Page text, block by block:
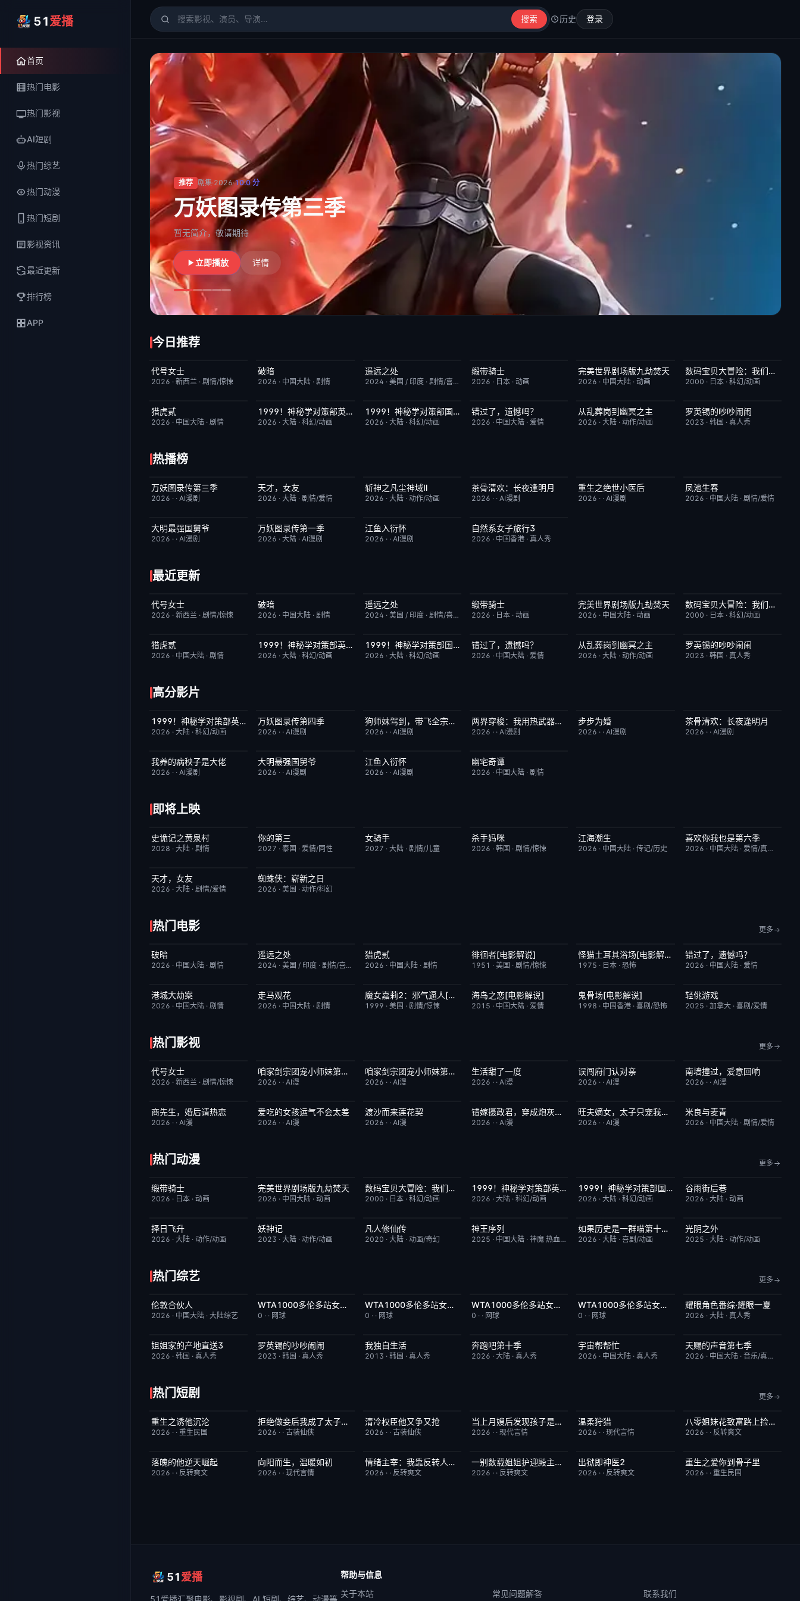
51爱播
首页
热门电影
热门影视
AI短剧
热门综艺
热门动漫
热门短剧
影视资讯
最近更新
排行榜
APP
搜索 历史 登录
51爱播- 电影、电视剧、动漫、综艺、短剧高清在线观看
推荐 剧集·2026·10.0分
万妖图录传第三季
暂无简介，敬请期待
立即播放 详情
今日推荐
完结
代号女士
2026 · 新西兰 · 剧情/惊悚
今日更新
破暗
2026 · 中国大陆 ·剧情
今日更新
遥远之处
2024 · 美国 / 印度· 剧情/喜剧
HD中字
缎带骑士
2026 · 日本· 动画
今日更新 10.0
完美世界剧场版九劫焚天
2026 · 中国大陆 ·动画
今日更新 8.9数码宝贝大冒险：我们的战争游戏！
2000 · 日本· 科幻/动画
今日更新
猎虎贰
2026 · 中国大陆 · 剧情
更新至第3集 10.01999！神秘学对策部英语
2026 ·大陆 ·科幻/动画
更新至第3集 2.0 1999！神秘学对策部国语
2026 · 大陆· 科幻/动画
HD国语
错过了，遗憾吗？
2026 · 中国大陆· 爱情
更新至第13集
从乱葬岗到幽冥之主
2026 ·大陆 ·动作/动画
今日更新
罗英锡的吵吵闹闹
2023 · 韩国 · 真人秀
热播榜
完结
万妖图录传第三季
2026 · · AI漫剧
更新至第18集
天才，女友
2026 ·大陆 ·剧情/爱情
更新至第09集
斩神之凡尘神域Ⅱ
2026 · 大陆· 动作/动画
完结 10.0
茶骨清欢：长夜逢明月
2026 · · AI漫剧
完结
重生之绝世小医后
2026 · ·AI漫剧
已完结
凤池生春
2026 · 中国大陆· 剧情/爱情
完结
大明最强国舅爷
2026 · · AI漫剧
完结
万妖图录传第一季
2026 ·大陆 ·AI漫剧
完结
江鱼入衍怀
2026 · · AI漫剧
已完结
自然系女子旅行3
2026 · 中国香港· 真人秀
最近更新
完结
代号女士
2026 · 新西兰 · 剧情/惊悚
今日更新
破暗
2026 · 中国大陆 ·剧情
今日更新
遥远之处
2024 · 美国 / 印度· 剧情/喜剧
HD中字
缎带骑士
2026 · 日本· 动画
今日更新 10.0
完美世界剧场版九劫焚天
2026 · 中国大陆 ·动画
今日更新 8.9数码宝贝大冒险：我们的战争游戏！
2000 · 日本· 科幻/动画
今日更新
猎虎贰
2026 · 中国大陆 · 剧情
更新至第3集 10.01999！神秘学对策部英语
2026 ·大陆 ·科幻/动画
更新至第3集 2.0 1999！神秘学对策部国语
2026 · 大陆· 科幻/动画
HD国语
错过了，遗憾吗？
2026 · 中国大陆· 爱情
更新至第13集
从乱葬岗到幽冥之主
2026 ·大陆 ·动作/动画
今日更新
罗英锡的吵吵闹闹
2023 · 韩国 · 真人秀
高分影片
更新至第3集 10.01999！神秘学对策部英语
2026 · 大陆 · 科幻/动画
完结
万妖图录传第四季
2026 · ·AI漫剧
完结 10.0狗师妹驾到，带飞全宗门成团宠
2026 · · AI漫剧
完结 10.0两界穿梭：我用热武器物理横推修真界
2026 · · AI漫剧
完结
步步为婚
2026 · ·AI漫剧
完结 10.0
茶骨清欢：长夜逢明月
2026 · · AI漫剧
完结 10.0
我养的病秧子是大佬
2026 · · AI漫剧
完结
大明最强国舅爷
2026 · ·AI漫剧
完结
江鱼入衍怀
2026 · · AI漫剧
完结
幽宅奇谭
2026 · 中国大陆· 剧情
即将上映
6月23日更新
史诡记之黄泉村
2028 · 大陆 · 剧情
更新至第02集
你的第三
2027 ·泰国 · 爱情/同性
7月15日更新
女骑手
2027 · 大陆· 剧情/儿童
更新至第03集
杀手妈咪
2026 · 韩国 · 剧情/惊悚
更新至第26集
江海潮生
2026 · 中国大陆 ·传记/历史
今日更新
喜欢你我也是第六季
2026 · 中国大陆· 爱情/真人秀
更新至第18集
天才，女友
2026 · 大陆 · 剧情/爱情
TC中字
蜘蛛侠：崭新之日
2026 ·美国 ·动作/科幻
热门电影 更多
今日更新
破暗
2026 · 中国大陆 · 剧情
今日更新
遥远之处
2024 ·美国 / 印度 ·剧情/喜剧
今日更新
猎虎贰
2026 · 中国大陆· 剧情
已完结
徘徊者[电影解说]
1951 · 美国 · 剧情/惊悚
已完结 5.9怪猫土耳其浴场[电影解说]
1975 · 日本 ·恐怖
HD国语
错过了，遗憾吗？
2026 · 中国大陆· 爱情
今日更新
港城大劫案
2026 · 中国大陆 · 剧情
今日更新
走马观花
2026 · 中国大陆 ·剧情
已完结 5.7魔女嘉莉2：邪气逼人[电影解说]
1999 · 美国 · 剧情/惊悚
已完结
海岛之恋[电影解说]
2015 · 中国大陆· 爱情
已完结
鬼骨场[电影解说]
1998 · 中国香港 ·喜剧/恐怖
昨日更新
轻佻游戏
2025 · 加拿大· 喜剧/爱情
热门影视 更多
完结
代号女士
2026 · 新西兰 · 剧情/惊悚
已完结 6.0咱家剑宗团宠小师妹第三季
2026 · ·AI漫
已完结 6.0咱家剑宗团宠小师妹第二季
2026 · · AI漫
完结
生活甜了一度
2026 · · AI漫
完结
误闯府门认对亲
2026 · ·AI漫
完结
南墙撞过，爱意回响
2026 · · AI漫
完结
商先生，婚后请热恋
2026 · · AI漫
完结 7.0
爱吃的女孩运气不会太差
2026 · ·AI漫
完结
渡沙而来莲花契
2026 · · AI漫
完结 2.0错嫁摄政君，穿成炮灰后我逆天改命
2026 · · AI漫
完结 4.0旺夫嫡女，太子只宠我一人
2026 · ·AI漫
更新至第15集
米良与麦青
2026 · 中国大陆· 剧情/爱情
热门动漫 更多
HD中字
缎带骑士
2026 · 日本 · 动画
今日更新 10.0
完美世界剧场版九劫焚天
2026 · 中国大陆 ·动画
今日更新 8.9数码宝贝大冒险：我们的战争游戏！
2000 · 日本· 科幻/动画
更新至第3集 10.01999！神秘学对策部英语
2026 · 大陆· 科幻/动画
更新至第3集 2.0 1999！神秘学对策部国语
2026 ·大陆 ·科幻/动画
更新至第03集
谷雨街后巷
2026 · 大陆· 动画
更新至第6集
择日飞升
2026 · 大陆 · 动作/动画
更新至第441集
妖神记
2023 ·大陆 ·动作/动画
更新至第186集
凡人修仙传
2020 · 大陆· 动画/奇幻
更新至第202集
神王序列
2025 · 中国大陆· 神魔 热血 都市
更新至第06集 2.0如果历史是一群喵第十三季
2026 ·大陆 ·喜剧/动画
更新至第34集
光阴之外
2025 · 大陆· 动作/动画
热门综艺 更多
今日更新
伦敦合伙人
2026 · 中国大陆 · 大陆综艺
今日更新 5.0
WTA1000多伦多站女单第二轮：扎拉祖阿VS费尔南德斯
0 · · 网球
今日更新 5.0
WTA1000多伦多站女单第二轮：帕克斯VS伊埃拉
0 · · 网球
今日更新 3.0
WTA1000多伦多站女单第二轮：卡萨金娜VS莱巴金娜
0 · · 网球
今日更新 5.0
WTA1000多伦多站女单第二轮：戴伊VS高芙
0 · · 网球
今日更新 8.0
耀眼角色番综·耀眼一夏
2026 · 大陆· 真人秀
更新至第02集
姐姐家的产地直送3
2026 · 韩国 · 真人秀
今日更新
罗英锡的吵吵闹闹
2023 ·韩国 ·真人秀
昨日更新
我独自生活
2013 · 韩国 · 真人秀
已完结
奔跑吧第十季
2026 · 大陆· 真人秀
更新至第3期
宇宙帮帮忙
2026 · 中国大陆 ·真人秀
今日更新
天赐的声音第七季
2026 · 中国大陆· 音乐/真人秀
热门短剧 更多
已完结
重生之诱他沉沦
2026 · · 重生民国
已完结 5.0拒绝做妾后我成了太子侧妃
2026 · ·古装仙侠
已完结
清冷权臣他又争又抢
2026 · · 古装仙侠
已完结 1.0当上月嫂后发现孩子是我的
2026 · · 现代言情
已完结
温柔狩猎
2026 · ·现代言情
已完结 3.0八零姐妹花致富路上捡个他
2026 · · 反转爽文
已完结
落魄的他逆天崛起
2026 · · 反转爽文
已完结
向阳而生，温暖如初
2026 · ·现代言情
已完结 7.0情绪主宰：我靠反转人生封神
2026 · · 反转爽文
已完结 1.0一别数载姐姐护迎殿主回归
2026 · · 反转爽文
已完结
出狱即神医2
2026 · · 反转爽文
已完结
重生之爱你到骨子里
2026 · · 重生民国
51爱播
51爱播汇聚电影、影视剧、AI 短剧、综艺、动漫等
帮助与信息
关于本站
常见问题解答 联系我们